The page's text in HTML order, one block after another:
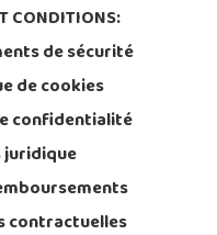
CONDITIONS:
de sécurité
de cookies
confidentialité
juridique
contractuelles